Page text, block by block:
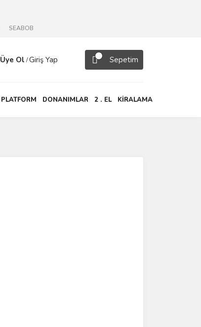
SEABOB
Üye Ol /Giriş Yap Sepetim
PLATFORM DONANIMLAR 2 . EL KİRALAMA